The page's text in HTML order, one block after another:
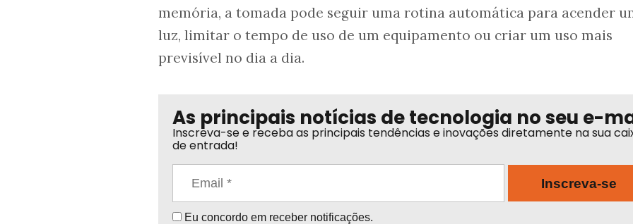
memória, a tomada pode seguir uma rotina automática para acender
luz, limitar o tempo de uso de um equipamento ou criar um uso mais
previsível no dia a dia.
As principais notícias de tecnologia no seu e-
Inscreva-se e receba as principais tendências e inovações diretamente na sua
de entrada!
Eu concordo em receber notificações.
Inscreva-se